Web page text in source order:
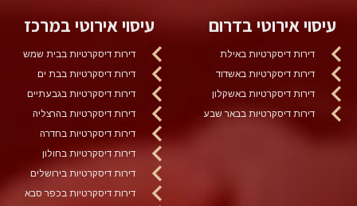
עיסוי אירוטי בדרום
דירות דיסקרטיות באילת
דירות דיסקרטיות באשדוד
דירות דיסקרטיות באשקלון
דירות דיסקרטיות בבאר שבע
עיסוי אירוטי במרכז
דירות דיסקרטיות בבית שמש
דירות דיסקרטיות בבת ים
דירות דיסקרטיות בגבעתיים
דירות דיסקרטיות בהרצליה
דירות דיסקרטיות בחדרה
דירות דיסקרטיות בחולון
דירות דיסקרטיות בירושלים
דירות דיסקרטיות בכפר סבא